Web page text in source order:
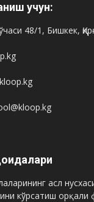
учун:
48/1, Бишкек,
асл
кўрсатиш орқали